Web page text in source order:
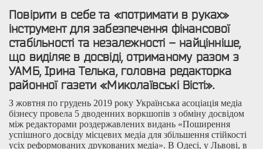
Повірити в себе та «потримати в руках»
інструмент для забезпечення фінансової
стабільності та незалежності – найцінніше,
що виділяє в досвіді, отриманому разом з
УАМБ, Ірина Телька, головна редакторка
районної газети «Миколаївські Вісті».
З жовтня по грудень 2019 року Українська асоціація медіа
бізнесу провела 5 дводенних воркшопів з обміну досвідом
між редакторами роздержавлених видань «Поширення
успішного досвіду місцевих медіа для збільшення стійкості
усіх реформованих друкованих медіа». В Одесі, у Львові, в